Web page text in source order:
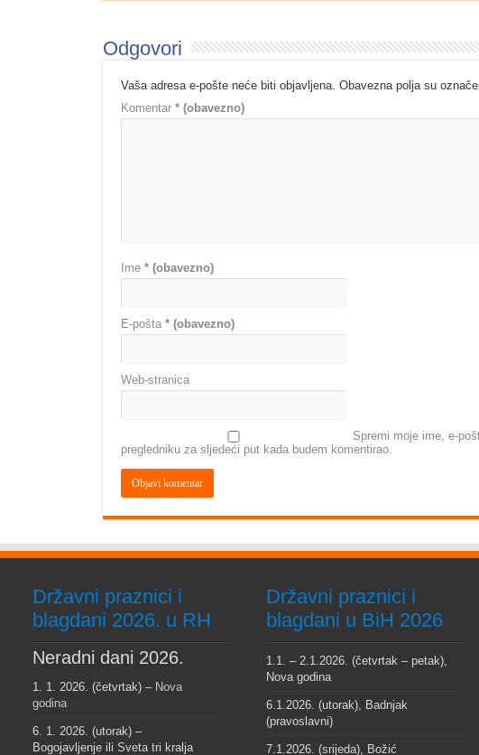
Odgovori
Vaša adresa e-pošte neće biti objavljena. Obavezna polja su
Komentar * (obavezno)
Ime * (obavezno)
E-pošta * (obavezno)
Web-stranica
Spremi moje ime, e-
pregledniku za sljedeći put kada budem komentirao.
Državni praznici i
blagdani 2026. u RH
Neradni dani 2026.
1. 1. 2026. (četvrtak) – Nova
godina
6. 1. 2026. (utorak) –
Bogojavljenje ili Sveta tri kralja
Državni praznici i
blagdani u BiH 2026
1.1. – 2.1.2026. (četvrtak – petak),
Nova godina
6.1.2026. (utorak), Badnjak
(pravoslavni)
7.1.2026. (srijeda), Božić